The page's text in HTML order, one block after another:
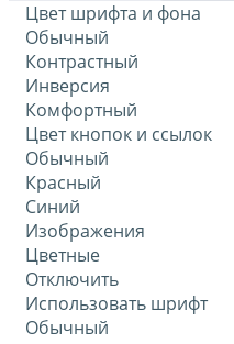
Цвет шрифта и фона
Обычный
Контрастный
Инверсия
Комфортный
Цвет кнопок и ссылок
Обычный
Красный
Синий
Изображения
Цветные
Отключить
Использовать шрифт
Обычный